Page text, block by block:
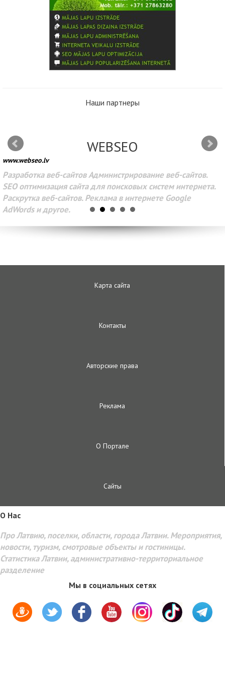
Наши партнеры
WEBSEO
www.webseo.lv
Разработка веб-сайтов Администрирование веб-сайтов.
SEO оптимизация сайта для поисковых систем интернета.
Раскрутка веб-сайтов. Реклама в интернете Google
AdWords и другое.
Карта сайта
Контакты
Авторские права
Реклама
О Портале
Сайты
O Hac
Про Латвию, поселки, области, города Латвии. Мероприятия,
новости, туризм, смотровые объекты и гостиницы.
Статистика Латвии, административно-территориальное
разделение
Мы в социальных сетях